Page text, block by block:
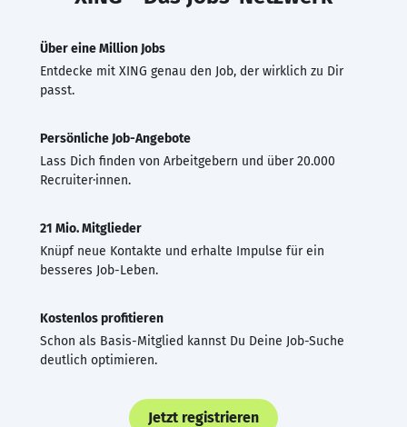
Über eine Million Jobs
Entdecke mit XING genau den Job, der wirklich zu Dir
passt.
Persönliche Job-Angebote
Lass Dich finden von Arbeitgebern und über 20.000
Recruiter·innen.
21 Mio. Mitglieder
Knüpf neue Kontakte und erhalte Impulse für ein
besseres Job-Leben.
Kostenlos profitieren
Schon als Basis-Mitglied kannst Du Deine Job-Suche
deutlich optimieren.
Jetzt registrieren